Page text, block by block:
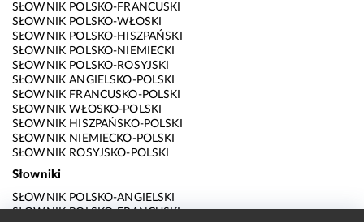
SŁOWNIK POLSKO-FRANCUSKI
SŁOWNIK POLSKO-WŁOSKI
SŁOWNIK POLSKO-HISZPAŃSKI
SŁOWNIK POLSKO-NIEMIECKI
SŁOWNIK POLSKO-ROSYJSKI
SŁOWNIK ANGIELSKO-POLSKI
SŁOWNIK FRANCUSKO-POLSKI
SŁOWNIK WŁOSKO-POLSKI
SŁOWNIK HISZPAŃSKO-POLSKI
SŁOWNIK NIEMIECKO-POLSKI
SŁOWNIK ROSYJSKO-POLSKI
Słowniki
SŁOWNIK POLSKO-ANGIELSKI
SŁOWNIK POLSKO-FRANCUSKI